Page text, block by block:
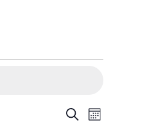
Eventi
CercaEvento
Mese